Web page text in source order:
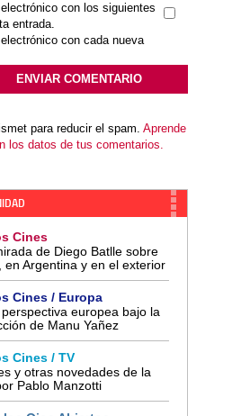
con los siguientes
entrada.
con cada nueva
para reducir el spam. Aprende
los datos de tus comentarios.
Cines
de Diego Batlle sobre
en Argentina y en el exterior
Cines / Europa
europea bajo la
de Manu Yañez
Cines / TV
y otras novedades de la
Pablo Manzotti